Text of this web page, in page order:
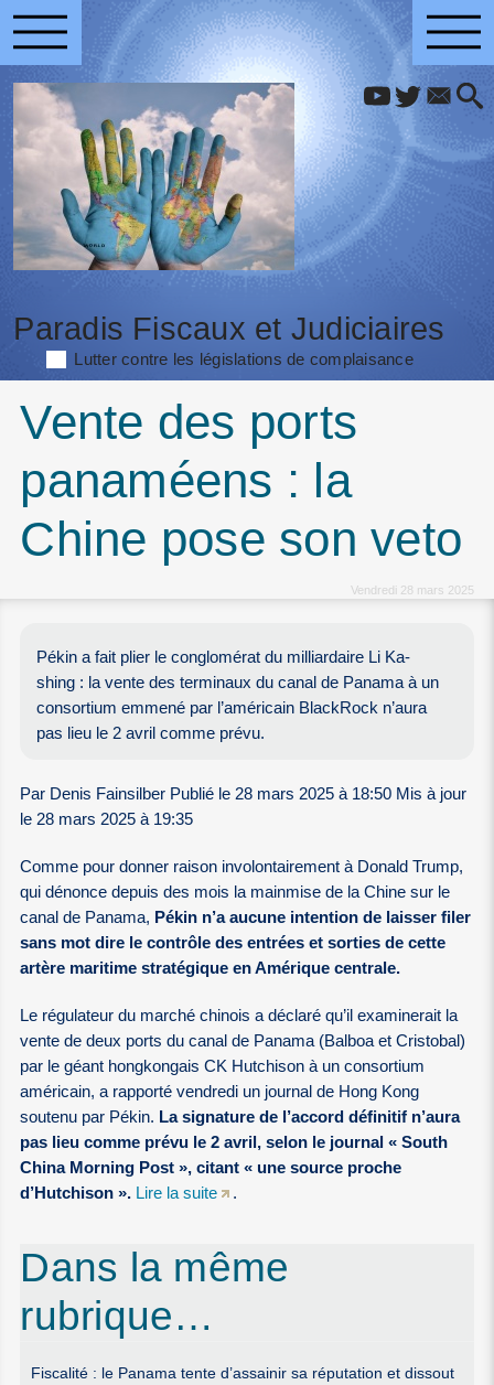
Paradis Fiscaux et Judiciaires
Lutter contre les législations de complaisance
Vente des ports
panaméens : la
Chine pose son veto
Vendredi 28 mars 2025
Pékin a fait plier le conglomérat du milliardaire Li Ka-
shing : la vente des terminaux du canal de Panama à un
consortium emmené par l’américain BlackRock n’aura
pas lieu le 2 avril comme prévu.
Par Denis Fainsilber Publié le 28 mars 2025 à 18:50 Mis à jour
le 28 mars 2025 à 19:35
Comme pour donner raison involontairement à Donald Trump,
qui dénonce depuis des mois la mainmise de la Chine sur le
canal de Panama, Pékin n’a aucune intention de laisser filer
sans mot dire le contrôle des entrées et sorties de cette
artère maritime stratégique en Amérique centrale.
Le régulateur du marché chinois a déclaré qu’il examinerait la
vente de deux ports du canal de Panama (Balboa et Cristobal)
par le géant hongkongais CK Hutchison à un consortium
américain, a rapporté vendredi un journal de Hong Kong
soutenu par Pékin. La signature de l’accord définitif n’aura
pas lieu comme prévu le 2 avril, selon le journal « South
China Morning Post », citant « une source proche
d’Hutchison ». Lire la suite .
Dans la même
rubrique…
Fiscalité : le Panama tente d’assainir sa réputation et dissout